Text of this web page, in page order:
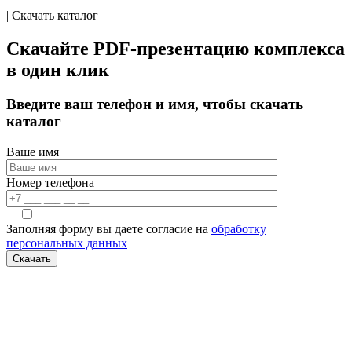
| Скачать каталог
Скачайте PDF-презентацию комплекса
в один клик
Введите ваш телефон и имя, чтобы скачать
каталог
Ваше имя
Номер телефона
Заполняя форму вы даете согласие на обработку
персональных данных